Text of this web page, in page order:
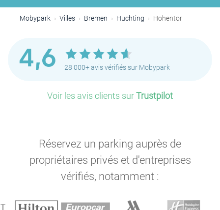
Mobypark Villes Bremen Huchting Hohentor
4,6 28 000+ avis vérifiés sur Mobypark
Voir les avis clients surTrustpilot
Réservez un parking auprès de
propriétaires privés et d'entreprises
vérifiés, notamment :